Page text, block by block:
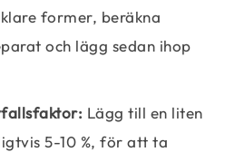
former, beräkna
och lägg sedan ihop
Lägg till en liten
5-10 %, för att ta